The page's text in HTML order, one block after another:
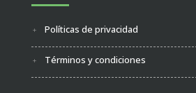
Políticas de privacidad
Términos y condiciones